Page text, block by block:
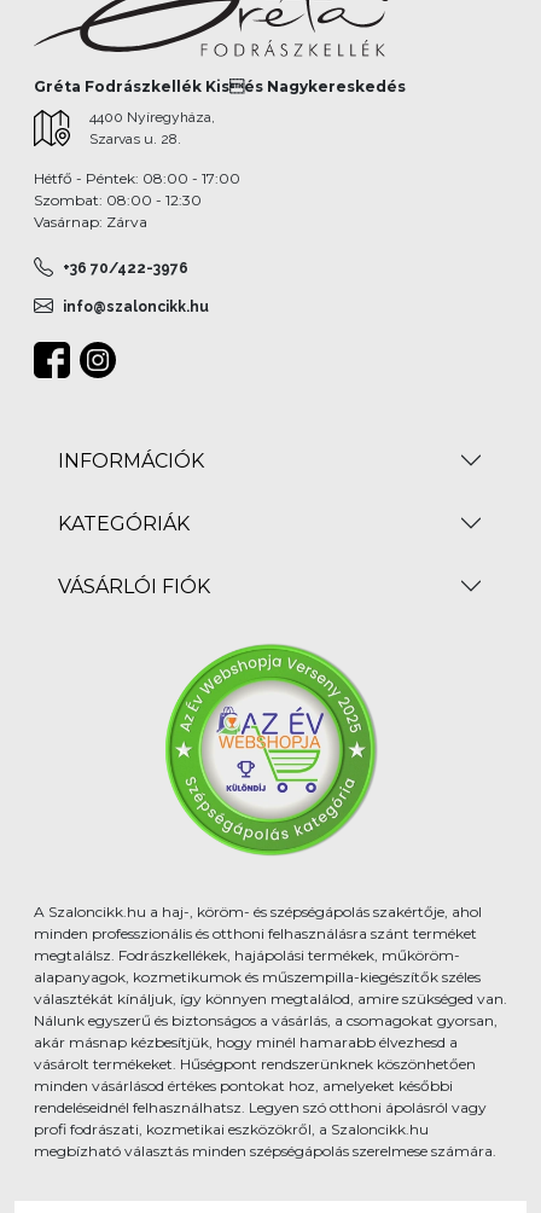
Gréta Fodrászkellék Kisés Nagykereskedés
4400 Nyíregyháza,
Szarvas u. 28.
Hétfő - Péntek: 08:00 - 17:00
Szombat: 08:00 - 12:30
Vasárnap: Zárva
+36 70/422-3976
info@szaloncikk.hu
INFORMÁCIÓK
KATEGÓRIÁK
VÁSÁRLÓI FIÓK
A Szaloncikk.hu a haj-, köröm- és szépségápolás szakértője, ahol
minden professzionális és otthoni felhasználásra szánt terméket
megtalálsz. Fodrászkellékek, hajápolási termékek, műköröm-
alapanyagok, kozmetikumok és műszempilla-kiegészítők széles
választékát kínáljuk, így könnyen megtalálod, amire szükséged van.
Nálunk egyszerű és biztonságos a vásárlás, a csomagokat gyorsan,
akár másnap kézbesítjük, hogy minél hamarabb élvezhesd a
vásárolt termékeket. Hűségpont rendszerünknek köszönhetően
minden vásárlásod értékes pontokat hoz, amelyeket későbbi
rendeléseidnél felhasználhatsz. Legyen szó otthoni ápolásról vagy
profi fodrászati, kozmetikai eszközökről, a Szaloncikk.hu
megbízható választás minden szépségápolás szerelmese számára.